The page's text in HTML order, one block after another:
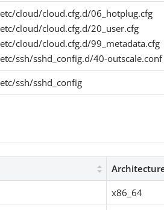
cloud/cloud.cfg.d/06_hotplug.cfg
cloud/cloud.cfg.d/20_user.cfg
cloud/cloud.cfg.d/99_metadata.cfg
ssh/sshd_config.d/40-outscale.conf
ssh/sshd_config
x86_64